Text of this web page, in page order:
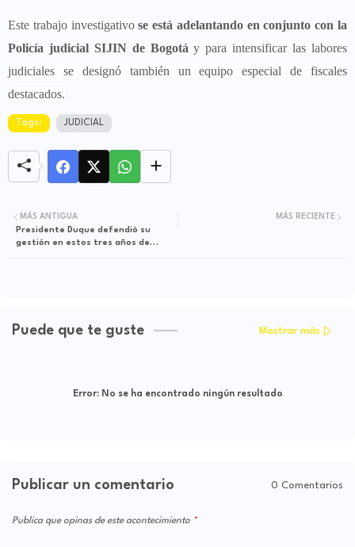
Este trabajo investigativo se está adelantando en conjunto con la
Policía judicial SIJIN de Bogotáy para intensificar las labores
judiciales se designó también un equipo especial de fiscales
destacados.
Tags: JUDICIAL
MÁS RECIENTE
MÁS ANTIGUA
Presidente Duque defendió su
gestión en estos tres años de
Puede que te guste Mostrar más
Error:No se ha encontrado ningún resultado
Publicar un comentario 0 Comentarios
Publica que opinas de este acontecimiento